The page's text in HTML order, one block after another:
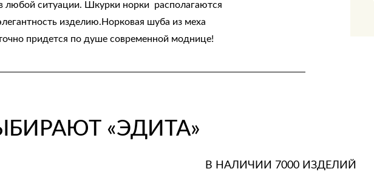
любой ситуации. Шкурки норки располагаются
изделию.Норковая шуба из меха
придется по душе современной моднице!
«ЭДИТА»
В НАЛИЧИИ 7000 ИЗДЕЛИЙ